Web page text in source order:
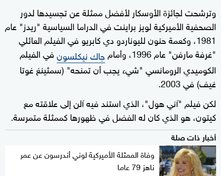
وترشحت لجائزة الأوسكار لأفضل ممثلة عن تجسيدها لدور
الصحفية الأميركية لويز براينت في الدراما السياسية "ريدز" عام
1981، وكعمة حنون لليوناردو دي كابريو في الفيلم العائلي
"غرفة مارفن" عام 1996، وأمام
جاك نيكلسونفي الفيلم
الكوميدي الرومانسي "شيء يجب أن تمنحه" (سمثينغ غوتا
غيف) في 2003.
لكن فيلم "آني هول"، الذي استند فيه آلن إلى علاقته مع
كيتون، هو الذي كان له الفضل في ظهورها كممثلة متمرسة.
أخبار ذات صلة
وفاة الممثلة الأميركية لوني أندرسون عن عمر
ناهز 79 عاما